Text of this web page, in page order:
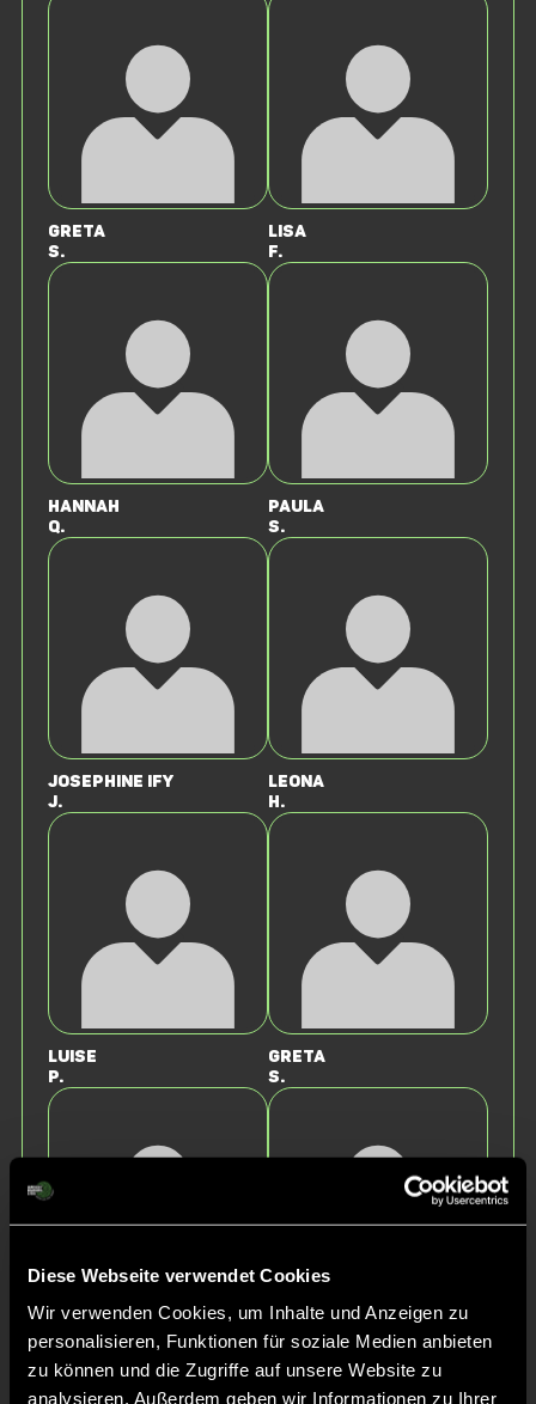
Diese Webseite verwendet Cookies
Wir verwenden Cookies, um Inhalte und Anzeigen zu
personalisieren, Funktionen für soziale Medien anbieten
zu können und die Zugriffe auf unsere Website zu
analysieren. Außerdem geben wir Informationen zu Ihrer
Greta
S.
Lisa
F.
Hannah
Q.
Paula
S.
Josephine Ify
J.
Leona
H.
Luise
P.
Greta
S.
Luisa
H.
Florentine
U.